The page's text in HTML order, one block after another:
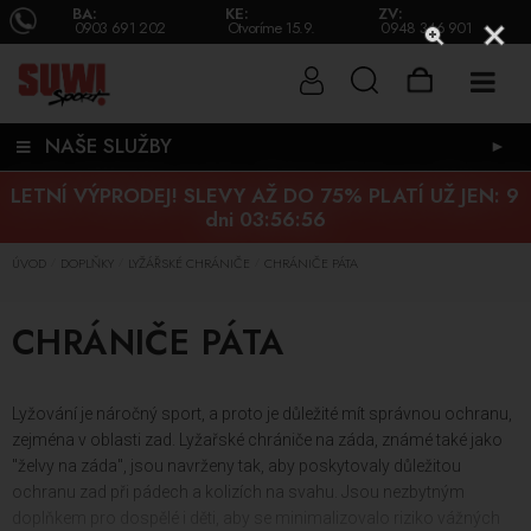
BA:
0903 691 202
KE:
Otvoríme 15.9.
ZV:
0948 346 901
NAŠE SLUŽBY ►
LETNÍ VÝPRODEJ! SLEVY AŽ DO 75% PLATÍ UŽ JEN: 9
dni 03:56:55
ÚVOD DOPLŇKY LYŽÁŘSKÉ CHRÁNIČE CHRÁNIČE PÁTA
CHRÁNIČE PÁTA
Lyžování je náročný sport, a proto je důležité mít správnou ochranu,
zejména v oblasti zad. Lyžařské chrániče na záda, známé také jako
"želvy na záda", jsou navrženy tak, aby poskytovaly důležitou
ochranu zad při pádech a kolizích na svahu. Jsou nezbytným